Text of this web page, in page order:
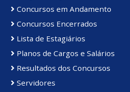
Concursos em Andamento
Concursos Encerrados
Lista de Estagiários
Planos de Cargos e Salários
Resultados dos Concursos
Servidores